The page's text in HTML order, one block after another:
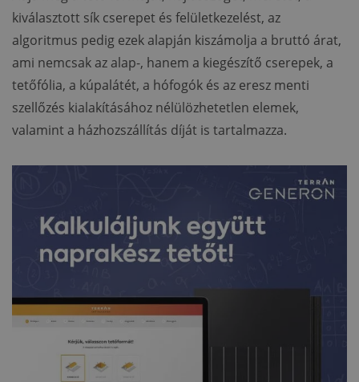
kiválasztott sík cserepet és felületkezelést, az
algoritmus pedig ezek alapján kiszámolja a bruttó árat,
ami nemcsak az alap-, hanem a kiegészítő cserepek, a
tetőfólia, a kúpalátét, a hófogók és az eresz menti
szellőzés kialakításához nélülözhetetlen elemek,
valamint a házhozszállítás díját is tartalmazza.